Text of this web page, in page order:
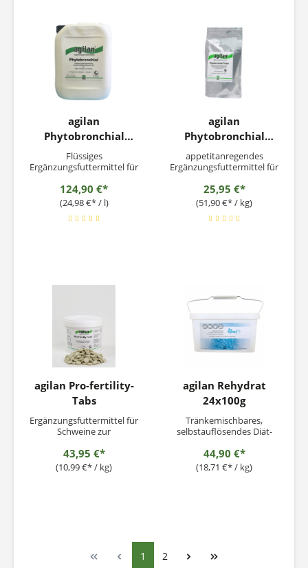
agilan
Phytobronchial
5Liter
Flüssiges
Ergänzungsfuttermittel für
Geflügel
124,90 €*
(24,98 €* / l)
agilan
Phytobronchial
Pulver 500g
appetitanregendes
Ergänzungsfuttermittel für
Geflügel
25,95 €*
(51,90 €* / kg)
agilan Pro-fertility-
Tabs
Ergänzungsfuttermittel für
Schweine zur
Fruchtbarkeit
43,95 €*
(10,99 €* / kg)
agilan Rehydrat
24x100g
Tränkemischbares,
selbstauflösendes Diät-
Kälber und Ferkel
44,90 €*
(18,71 €* / kg)
1 2